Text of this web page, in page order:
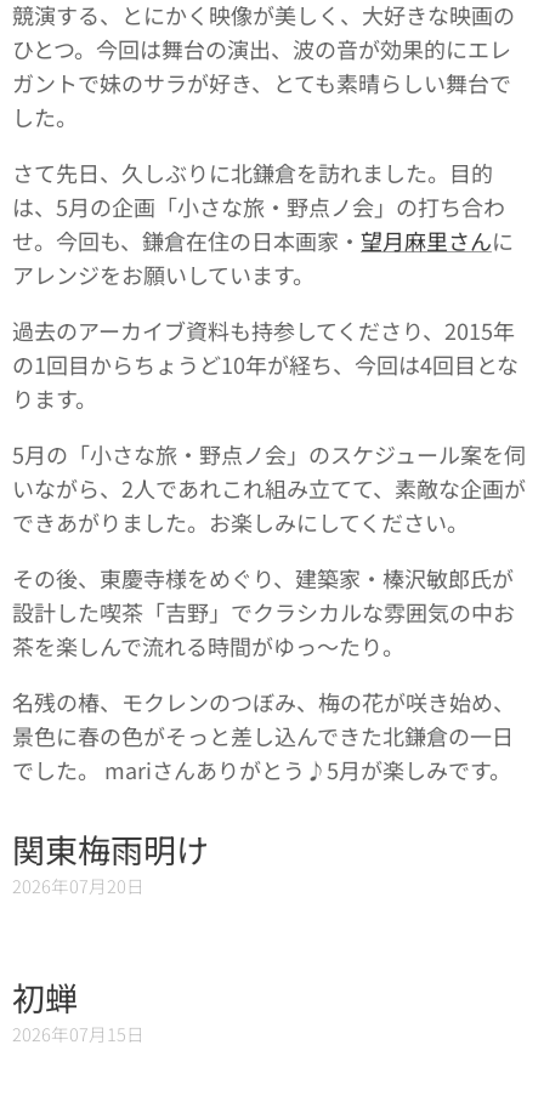
競演する、とにかく映像が美しく、大好きな映画の
ひとつ。今回は舞台の演出、波の音が効果的にエレ
ガントで妹のサラが好き、とても素晴らしい舞台で
した。
さて先日、久しぶりに北鎌倉を訪れました。目的
は、5月の企画「小さな旅・野点ノ会」の打ち合わ
せ。今回も、鎌倉在住の日本画家・ 望月麻里さんに
アレンジをお願いしています。
過去のアーカイブ資料も持参してくださり、2015年
の1回目からちょうど10年が経ち、今回は4回目とな
ります。
5月の「小さな旅・野点ノ会」のスケジュール案を伺
いながら、2人であれこれ組み立てて、素敵な企画が
できあがりました。お楽しみにしてください。
その後、東慶寺様をめぐり、建築家・榛沢敏郎氏が
設計した喫茶「吉野」でクラシカルな雰囲気の中お
茶を楽しんで流れる時間がゆっ～たり。
名残の椿、モクレンのつぼみ、梅の花が咲き始め、
景色に春の色がそっと差し込んできた北鎌倉の一日
でした。 mariさんありがとう♪5月が楽しみです。
関東梅雨明け
2026年07月20日
初蝉
2026年07月15日